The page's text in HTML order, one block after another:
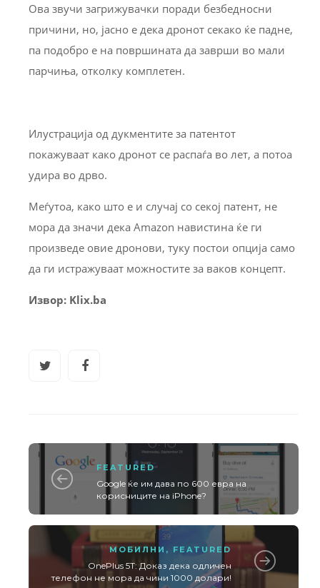
Ова звучи загрижувачки поради безбедносни
причини, но, јасно е дека дронот секако ќе падне,
па подобро е на површината да заврши во мали
парчиња, отколку комплетен.
Илустрација од дукментите за патентот
покажуваат како дронот се распаѓа во лет, а потоа
удира во дрво.
Меѓутоа, како што е и случај со секој патент, не
мора да значи дека Amazon навистина ќе ги
произведе овие дронови, туку постои опција само
да ги истражуваат можностите за ваков концепт.
Извор: Klix.ba
FEATURED
Google ќе им дава по 600 евра на
корисниците на iPhone?
МОБИЛНИ , FEATURED
OnePlus 5T: Доказ дека одличен
телефон не мора да чини 1000 долари!